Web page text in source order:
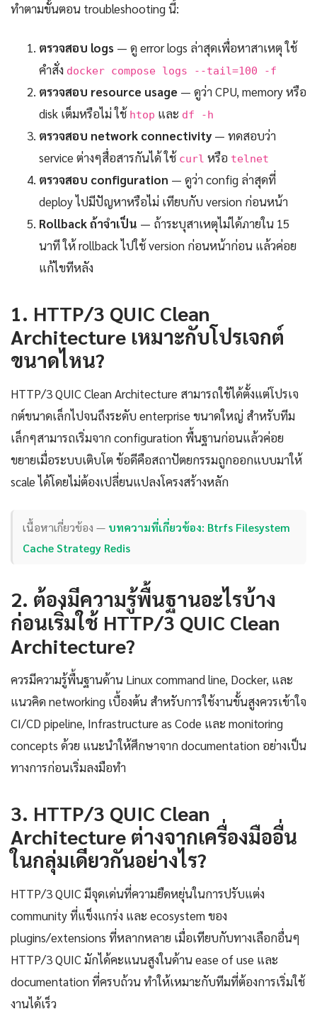
ทำตามขั้นตอน troubleshooting นี้:
ตรวจสอบ logs — ดู error logs ล่าสุดเพื่อหาสาเหตุ ใช้
คำสั่ง docker compose logs --tail=100 -f
ตรวจสอบ resource usage — ดูว่า CPU, memory หรือ
disk เต็มหรือไม่ ใช้ htop และ df -h
ตรวจสอบ network connectivity — ทดสอบว่า
service ต่างๆสื่อสารกันได้ ใช้ curl หรือ telnet
ตรวจสอบ configuration — ดูว่า config ล่าสุดที่
deploy ไปมีปัญหาหรือไม่ เทียบกับ version ก่อนหน้า
Rollback ถ้าจำเป็น — ถ้าระบุสาเหตุไม่ได้ภายใน 15
นาที ให้ rollback ไปใช้ version ก่อนหน้าก่อน แล้วค่อย
แก้ไขทีหลัง
1. HTTP/3 QUIC Clean
Architecture เหมาะกับโปรเจกต์
ขนาดไหน?
HTTP/3 QUIC Clean Architecture สามารถใช้ได้ตั้งแต่โปรเจ
กต์ขนาดเล็กไปจนถึงระดับ enterprise ขนาดใหญ่ สำหรับทีม
เล็กๆสามารถเริ่มจาก configuration พื้นฐานก่อนแล้วค่อย
ขยายเมื่อระบบเติบโต ข้อดีคือสถาปัตยกรรมถูกออกแบบมาให้
scale ได้โดยไม่ต้องเปลี่ยนแปลงโครงสร้างหลัก
เนื้อหาเกี่ยวข้อง — บทความที่เกี่ยวข้อง: Btrfs Filesystem
Cache Strategy Redis
2. ต้องมีความรู้พื้นฐานอะไรบ้าง
ก่อนเริ่มใช้ HTTP/3 QUIC Clean
Architecture?
ควรมีความรู้พื้นฐานด้าน Linux command line, Docker, และ
แนวคิด networking เบื้องต้น สำหรับการใช้งานขั้นสูงควรเข้าใจ
CI/CD pipeline, Infrastructure as Code และ monitoring
concepts ด้วย แนะนำให้ศึกษาจาก documentation อย่างเป็น
ทางการก่อนเริ่มลงมือทำ
3. HTTP/3 QUIC Clean
Architecture ต่างจากเครื่องมืออื่น
ในกลุ่มเดียวกันอย่างไร?
HTTP/3 QUIC มีจุดเด่นที่ความยืดหยุ่นในการปรับแต่ง
community ที่แข็งแกร่ง และ ecosystem ของ
plugins/extensions ที่หลากหลาย เมื่อเทียบกับทางเลือกอื่นๆ
HTTP/3 QUIC มักได้คะแนนสูงในด้าน ease of use และ
documentation ที่ครบถ้วน ทำให้เหมาะกับทีมที่ต้องการเริ่มใช้
งานได้เร็ว